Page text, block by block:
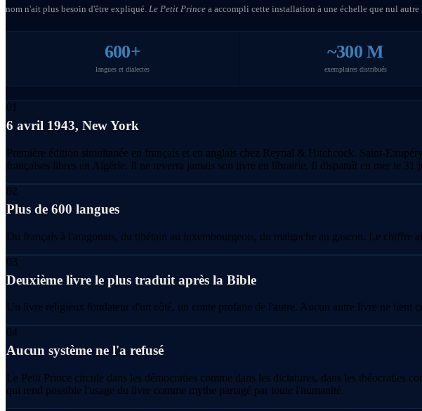
nom n'ait plus besoin d'être expliqué. Le Petit Prince a accompli cette installation à une échelle que nul
600+
langues et dialectes
~300 M
exemplaires distribués
01
6 avril 1943, New York
Première édition simultanée en français et en anglais chez Reynal & Hitchcock. Saint-
françaises libres en Algérie. Il ne reverra jamais son livre en librairie. Il disparaît en mer le 31
02
Plus de 600 langues
Du français à l'aragonais, du tibétain au luxembourgeois, du malgache au gascon. Le
03
Deuxième livre le plus traduit après la Bible
Un livre religieux fondateur d'un côté, un conte profane de l'autre. Aucun autre livre ne tient
04
Aucun système ne l'a refusé
Le Petit Prince circule dans les démocraties comme dans les dictatures, dans les théocraties
qui rend possible l'usage du livre comme mythe partagé par toute l'humanité.